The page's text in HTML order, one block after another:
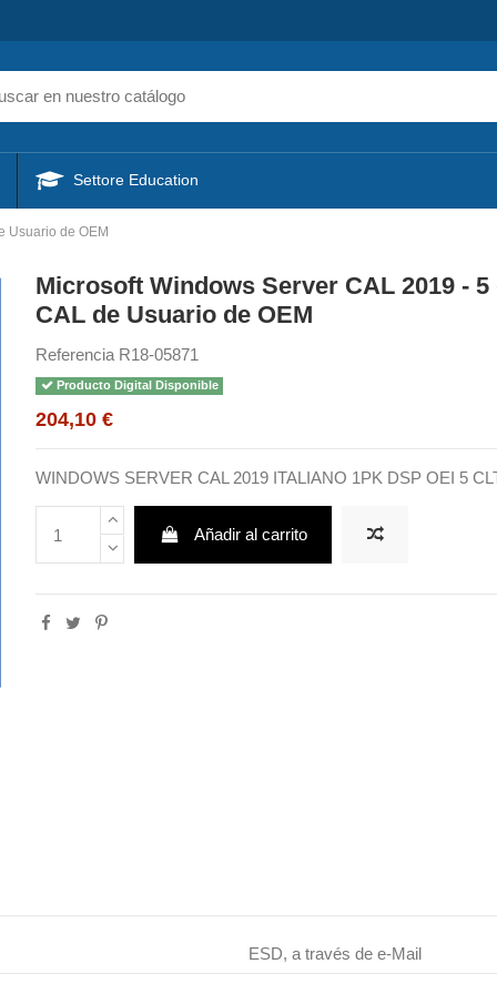
Settore Education
Usuario de OEM
Microsoft Windows Server CAL 2019 - 5
CAL de Usuario de OEM
Referencia R18-05871
Producto Digital Disponible
204,10 €
WINDOWS SERVER CAL 2019 ITALIANO 1PK DSP OEI 5
Añadir al carrito
ESD, a través de e-Mail